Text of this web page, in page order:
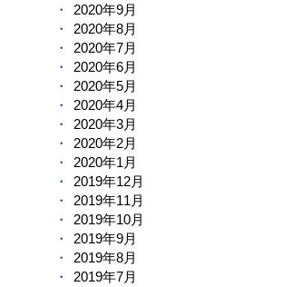
2020年9月
2020年8月
2020年7月
2020年6月
2020年5月
2020年4月
2020年3月
2020年2月
2020年1月
2019年12月
2019年11月
2019年10月
2019年9月
2019年8月
2019年7月